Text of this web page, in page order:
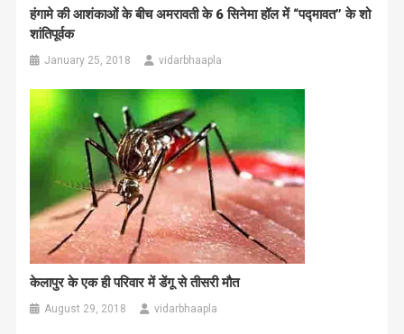
हंगामे की आशंकाओं के बीच अमरावती के 6 सिनेमा हॉल में “पद्मावत” के शो
शांतिपूर्वक
January 25, 2018 vidarbhaapla
केलापुर के एक ही परिवार में डेंगू से तीसरी मौत
August 29, 2018 vidarbhaapla